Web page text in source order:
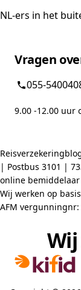
NL-ers in het
Vragen
055-
9.00 -12.00 uur
| Postbus 3101 |
online
Wij werken op
AFM vergunningnr: